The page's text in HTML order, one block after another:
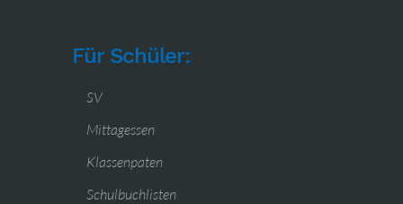
Für Schüler:
SV
Mittagessen
Klassenpaten
Schulbuchlisten